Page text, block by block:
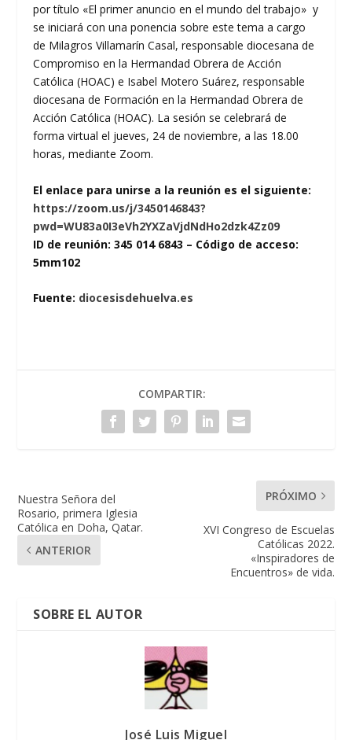
por título «El primer anuncio en el mundo del trabajo» y
se iniciará con una ponencia sobre este tema a cargo
de Milagros Villamarín Casal, responsable diocesana de
Compromiso en la Hermandad Obrera de Acción
Católica (HOAC) e Isabel Motero Suárez, responsable
diocesana de Formación en la Hermandad Obrera de
Acción Católica (HOAC). La sesión se celebrará de
forma virtual el jueves, 24 de noviembre, a las 18.00
horas, mediante Zoom.
El enlace para unirse a la reunión es el siguiente:
https://zoom.us/j/3450146843?
pwd=WU83a0I3eVh2YXZaVjdNdHo2dzk4Zz09
ID de reunión: 345 014 6843 – Código de acceso:
5mm102
Fuente: diocesisdehuelva.es
COMPARTIR:
Nuestra Señora del
Rosario, primera Iglesia
Católica en Doha, Qatar.
ANTERIOR
PRÓXIMO
XVI Congreso de Escuelas
Católicas 2022.
«Inspiradores de
Encuentros» de vida.
SOBRE EL AUTOR
José Luis Miguel